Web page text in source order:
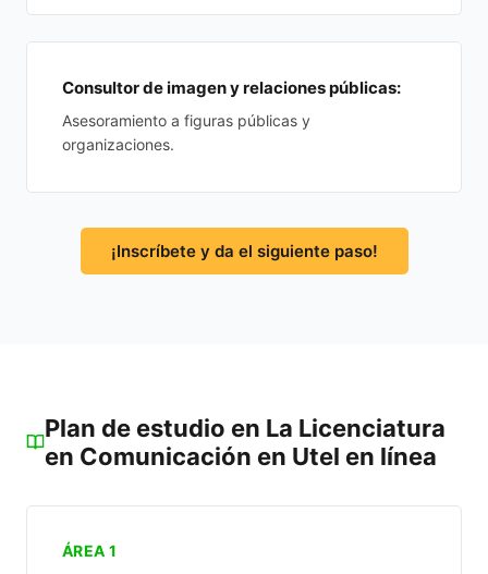
Consultor de imagen y relaciones públicas:
Asesoramiento a figuras públicas y
organizaciones.
¡Inscríbete y da el siguiente paso!
Plan de estudio en La Licenciatura
en Comunicación en Utel en línea
ÁREA 1